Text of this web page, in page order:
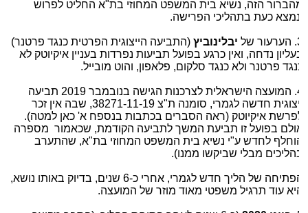
הזה, נשיא בית המשפט המחוזי בת"א החליט לפרוש
כעת בתהליכי הפרישה.
יבלינוביץ(התביעה הייצוגית הפרטית כנגד פרטנר)
נדחה, ואין כרגע בפועל תביעות נפרדות בעניין איקיוטק לא
פרטנר ולא כנגד סלקום, פלאפון, והוט מובייל.
4. המועצה הישראלית לצרכנות הגישה בנובמבר 2019 תביעה
ייצוגית חדשה לגמרי, סומנה ת"צ 38271-11-19, שבה אין זכר
איקיוטק (ראה הסברים בכתבות בנספח א' כאן למטה).
בפועל זו תביעת המשך לתביעה הקודמת, שכאמור מספרה
לחדש ע"י נשיא בית המשפט המחוזי בת"א, שהתערב
מבלי שביקשו ממנו).
הפתיחה של הליך חדש לגמרי, אחרי כ-6 שנים, בדיוק באותו נושא,
עוד תרגיל משפטי מאוד מוזר של המועצה.